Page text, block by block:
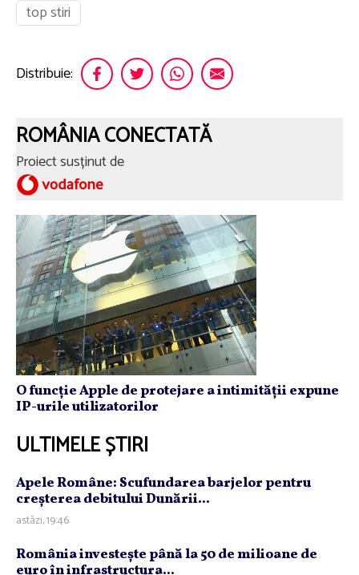
top stiri
Distribuie:
ROMÂNIA CONECTATĂ
Proiect susținut de
O funcție Apple de protejare a intimității expune
IP-urile utilizatorilor
ULTIMELE ȘTIRI
Apele Române: Scufundarea barjelor pentru
creşterea debitului Dunării...
astăzi, 19:46
România investeşte până la 50 de milioane de
euro în infrastructura...